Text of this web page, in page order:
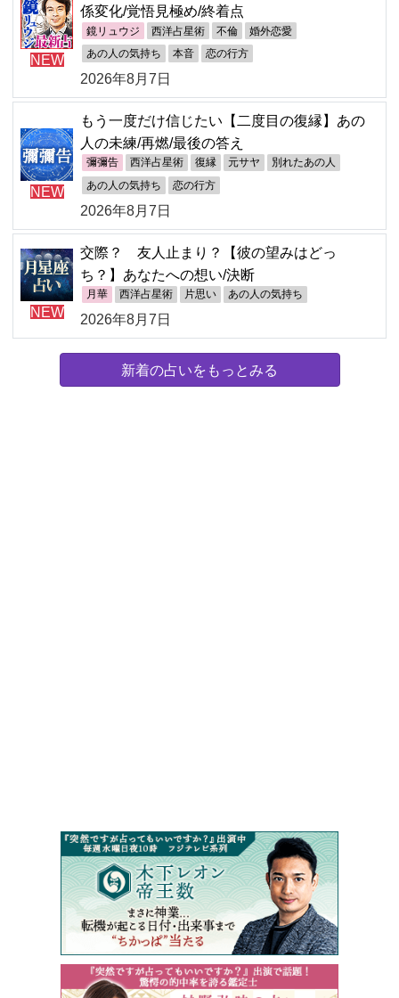
NEW
係変化/覚悟見極め/終着点
鏡リュウジ 西洋占星術 不倫 婚外恋愛
あの人の気持ち 本音 恋の行方
2026年8月7日
NEW
もう一度だけ信じたい【二度目の復縁】あの
人の未練/再燃/最後の答え
彌彌告 西洋占星術 復縁 元サヤ 別れたあの人
あの人の気持ち 恋の行方
2026年8月7日
NEW
交際？ 友人止まり？【彼の望みはどっ
ち？】あなたへの想い/決断
月華 西洋占星術 片思い あの人の気持ち
2026年8月7日
新着の占いをもっとみる